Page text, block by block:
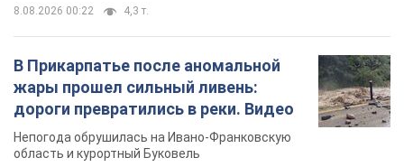
8.08.2026 00:22 4,3 т.
В Прикарпатье после аномальной
жары прошел сильный ливень:
дороги превратились в реки. Видео
Непогода обрушилась на Ивано-Франковскую
область и курортный Буковель